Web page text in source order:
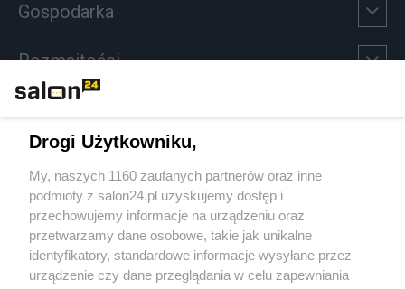
Gospodarka
Rozmaitości
Sport
Społeczeństwo
Kultura
Drogi Użytkowniku,
My, naszych 1160 zaufanych partnerów oraz inne
podmioty z salon24.pl uzyskujemy dostęp i
przechowujemy informacje na urządzeniu oraz
przetwarzamy dane osobowe, takie jak unikalne
identyfikatory, standardowe informacje wysyłane przez
urządzenie czy dane przeglądania w celu zapewniania